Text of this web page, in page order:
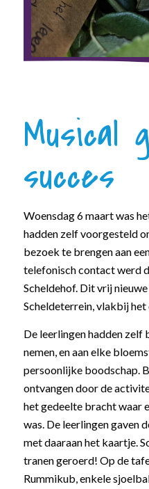
Musical
succes
Woensdag 6 maart was
hadden zelf voorgesteld
bezoek te brengen aan
telefonisch contact werd
Scheldehof. Dit vrij
Scheldeterrein, vlakbij het
De leerlingen hadden zelf
nemen, en aan elke
persoonlijke boodschap.
ontvangen door de
het gedeelte bracht waar
was. De leerlingen gaven
met daaraan het kaartje.
tranen geroerd! Op de
Rummikub, enkele